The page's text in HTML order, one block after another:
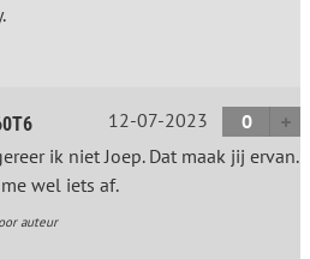
12-07-2023
0
ik niet Joep. Dat maak jij ervan.
wel iets af.
auteur